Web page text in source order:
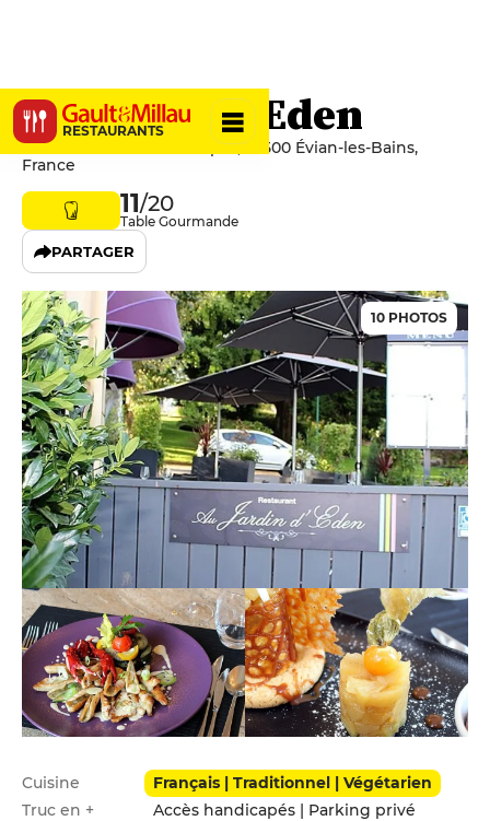
RESTAURANTS
Au Jardin d'Eden
1 Avenue du Général Dupas, 74500 Évian-les-Bains,
France
11/20
Table Gourmande
PARTAGER
10 PHOTOS
Infos pratiques
Cuisine
Français | Traditionnel | Végétarien
Truc en +
Accès handicapés | Parking privé